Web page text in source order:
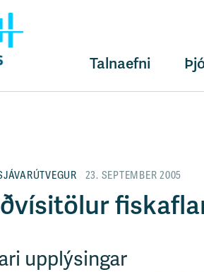
Talnaefni
23. SEPTEMBER 2005
upplýsingar